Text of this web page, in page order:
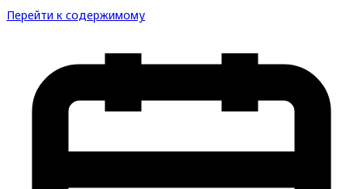
Перейти к содержимому